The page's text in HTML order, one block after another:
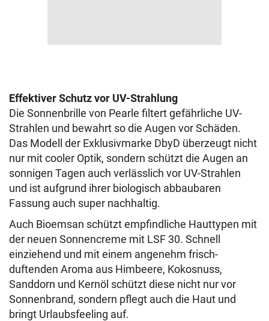
Effektiver Schutz vor UV-Strahlung
Die Sonnenbrille von Pearle filtert gefährliche UV-
Strahlen und bewahrt so die Augen vor Schäden.
Das Modell der Exklusivmarke DbyD überzeugt nicht
nur mit cooler Optik, sondern schützt die Augen an
sonnigen Tagen auch verlässlich vor UV-Strahlen
und ist aufgrund ihrer biologisch abbaubaren
Fassung auch super nachhaltig.
Auch Bioemsan schützt empfindliche Hauttypen mit
der neuen Sonnencreme mit LSF 30. Schnell
einziehend und mit einem angenehm frisch-
duftenden Aroma aus Himbeere, Kokosnuss,
Sanddorn und Kernöl schützt diese nicht nur vor
Sonnenbrand, sondern pflegt auch die Haut und
bringt Urlaubsfeeling auf.